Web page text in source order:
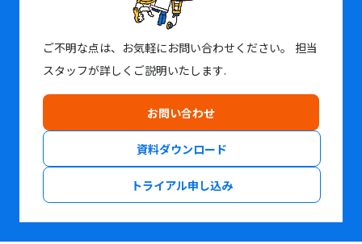
ご不明な点は、お気軽にお問い合わせください。
担当
スタッフが詳しくご説明いたします.
お問い合わせ
資料ダウンロード
トライアル申し込み